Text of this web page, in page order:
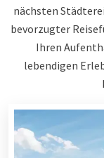
nächsten
bevorzugter
Ihren
lebendigen